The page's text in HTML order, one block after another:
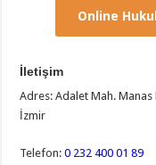
Online
İletişim
Adres: Adalet Mah. Manas
İzmir
Telefon:0 232 400 01 89